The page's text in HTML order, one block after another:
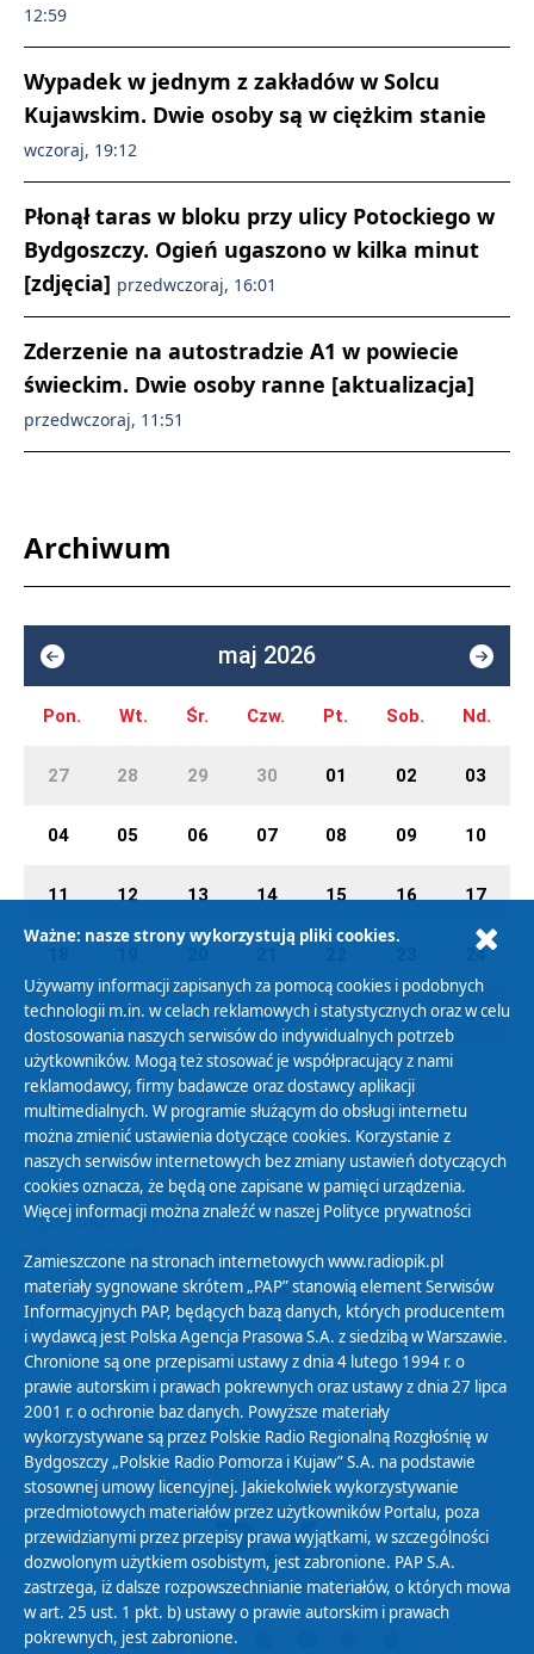
12:59
Wypadek w jednym z zakładów w Solcu
Kujawskim. Dwie osoby są w ciężkim stanie
wczoraj, 19:12
Płonął taras w bloku przy ulicy Potockiego w
Bydgoszczy. Ogień ugaszono w kilka minut
[zdjęcia] przedwczoraj, 16:01
Zderzenie na autostradzie A1 w powiecie
świeckim. Dwie osoby ranne [aktualizacja]
przedwczoraj, 11:51
Archiwum
maj 2026
Pon. Wt. Śr. Czw. Pt. Sob. Nd.
27 28 29 30 01 02 03
04 05 06 07 08 09 10
11 12 13 14 15 16 17
24
25 26 27 28 29 30 31
Polityka Prywatności
Zasady korzystania z Serwisu
Organizacje Pożytku Publicznego
Cyfryzacja DAB+
Polityka ochrony danych osobowych
Abonament
Zamówienia publiczne
Biuletyn Informacji Publicznej
Ważne: nasze strony wykorzystują pliki cookies.
Używamy informacji zapisanych za pomocą cookies i podobnych
technologii m.in. w celach reklamowych i statystycznych oraz w celu
dostosowania naszych serwisów do indywidualnych potrzeb
użytkowników. Mogą też stosować je współpracujący z nami
reklamodawcy, firmy badawcze oraz dostawcy aplikacji
multimedialnych. W programie służącym do obsługi internetu
można zmienić ustawienia dotyczące cookies. Korzystanie z
naszych serwisów internetowych bez zmiany ustawień dotyczących
cookies oznacza, że będą one zapisane w pamięci urządzenia.
Więcej informacji można znaleźć w naszej Polityce prywatności
Zamieszczone na stronach internetowych www.radiopik.pl
materiały sygnowane skrótem „PAP” stanowią element Serwisów
Informacyjnych PAP, będących bazą danych, których producentem
i wydawcą jest Polska Agencja Prasowa S.A. z siedzibą w Warszawie.
Chronione są one przepisami ustawy z dnia 4 lutego 1994 r. o
prawie autorskim i prawach pokrewnych oraz ustawy z dnia 27 lipca
2001 r. o ochronie baz danych. Powyższe materiały
wykorzystywane są przez Polskie Radio Regionalną Rozgłośnię w
Bydgoszczy „Polskie Radio Pomorza i Kujaw” S.A. na podstawie
stosownej umowy licencyjnej. Jakiekolwiek wykorzystywanie
przedmiotowych materiałów przez użytkowników Portalu, poza
przewidzianymi przez przepisy prawa wyjątkami, w szczególności
dozwolonym użytkiem osobistym, jest zabronione. PAP S.A.
zastrzega, iż dalsze rozpowszechnianie materiałów, o których mowa
w art. 25 ust. 1 pkt. b) ustawy o prawie autorskim i prawach
pokrewnych, jest zabronione.